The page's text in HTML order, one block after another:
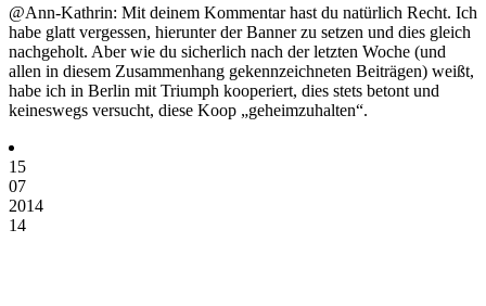
@Ann-Kathrin: Mit deinem Kommentar hast du natürlich Recht. Ich
habe glatt vergessen, hierunter der Banner zu setzen und dies gleich
nachgeholt. Aber wie du sicherlich nach der letzten Woche (und
allen in diesem Zusammenhang gekennzeichneten Beiträgen) weißt,
habe ich in Berlin mit Triumph kooperiert, dies stets betont und
keineswegs versucht, diese Koop „geheimzuhalten“.
15
07
2014
14